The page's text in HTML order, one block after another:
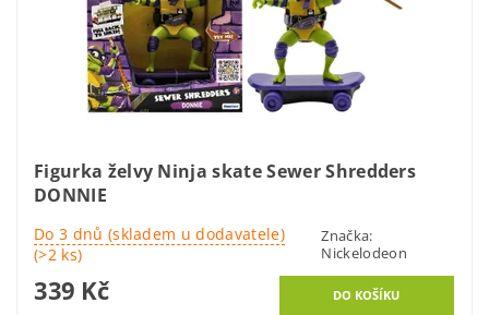
Figurka želvy Ninja skate Sewer Shredders
DONNIE
Do 3 dnů (skladem u dodavatele)
(>2 ks)
Značka:
Nickelodeon
339 Kč